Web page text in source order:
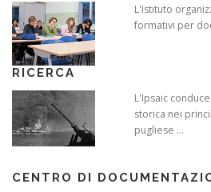
L'Istituto
formativi per
RICERCA
L'Ipsaic
storica nei
pugliese ...
CENTRO DI